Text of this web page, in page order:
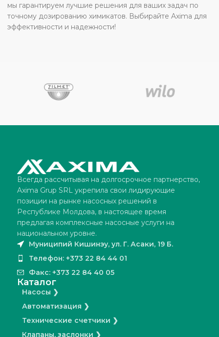
мы гарантируем лучшие решения для ваших задач по
точному дозированию химикатов. Выбирайте Axima для
эффективности и надежности!
Всегда рассчитывая на долгосрочное партнерство,
Axima Grup SRL укрепила свои лидирующие
позиции на рынке насосных решений в
Республике Молдова, в настоящее время
предлагая комплексные насосные услуги на
национальном уровне.
Муниципий Кишинэу, ул. Г. Асаки, 19 Б.
Телефон: +373 22 84 44 01
Факс: +373 22 84 40 05
Каталог
Насосы ❯
Автоматизация ❯
Технические счетчики ❯
Клапаны, заслонки ❯